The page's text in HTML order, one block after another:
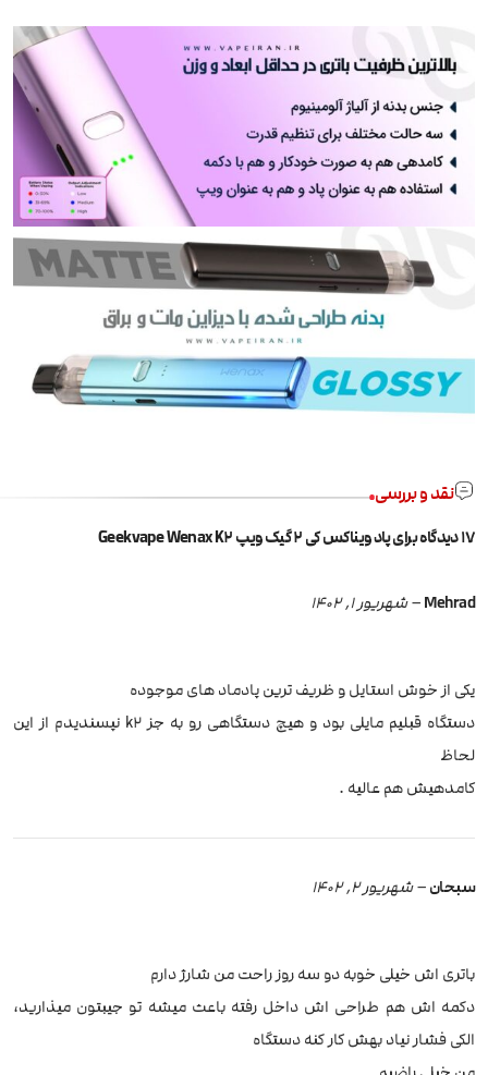
نقد و بررسی
17 دیدگاه برای پاد ویناکس کی ۲ گیک ویپ Geekvape Wenax K2
Mehrad
– شهریور 1, 1402
یکی از خوش استایل و ظریف ترین پادماد های موجوده
دستگاه قبلیم مایلی بود و هیچ دستگاهی رو به جز k2 نپسندیدم از این
لحاظ
کامدهیش هم عالیه .
سبحان–شهریور 2, 1402
باتری اش خیلی خوبه دو سه روز راحت من شارژ دارم
دکمه اش هم طراحی اش داخل رفته باعث میشه تو جیبتون میذارید،
الکی فشار نیاد بهش کار کنه دستگاه